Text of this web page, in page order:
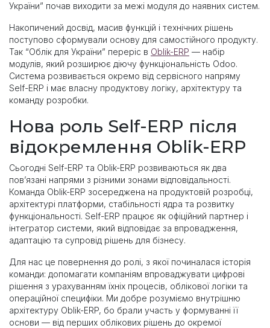
України” почав виходити за межі модуля до наявних систем.
Накопичений досвід, масив функцій і технічних рішень
поступово сформували основу для самостійного продукту.
Так “Облік для України” переріс в Oblik-ERP — набір
модулів, який розширює діючу функціональність Odoo.
Система розвивається окремо від сервісного напряму
Self-ERP і має власну продуктову логіку, архітектуру та
команду розробки.
Нова роль Self-ERP після
відокремлення Oblik-ERP
Сьогодні Self-ERP та Oblik-ERP розвиваються як два
пов’язані напрями з різними зонами відповідальності.
Команда Oblik-ERP зосереджена на продуктовій розробці,
архітектурі платформи, стабільності ядра та розвитку
функціональності. Self-ERP працює як офіційний партнер і
інтегратор системи, який відповідає за впровадження,
адаптацію та супровід рішень для бізнесу.
Для нас це повернення до ролі, з якої починалася історія
команди: допомагати компаніям впроваджувати цифрові
рішення з урахуванням їхніх процесів, облікової логіки та
операційної специфіки. Ми добре розуміємо внутрішню
архітектуру Oblik-ERP, бо брали участь у формуванні її
основи — від перших облікових рішень до окремої